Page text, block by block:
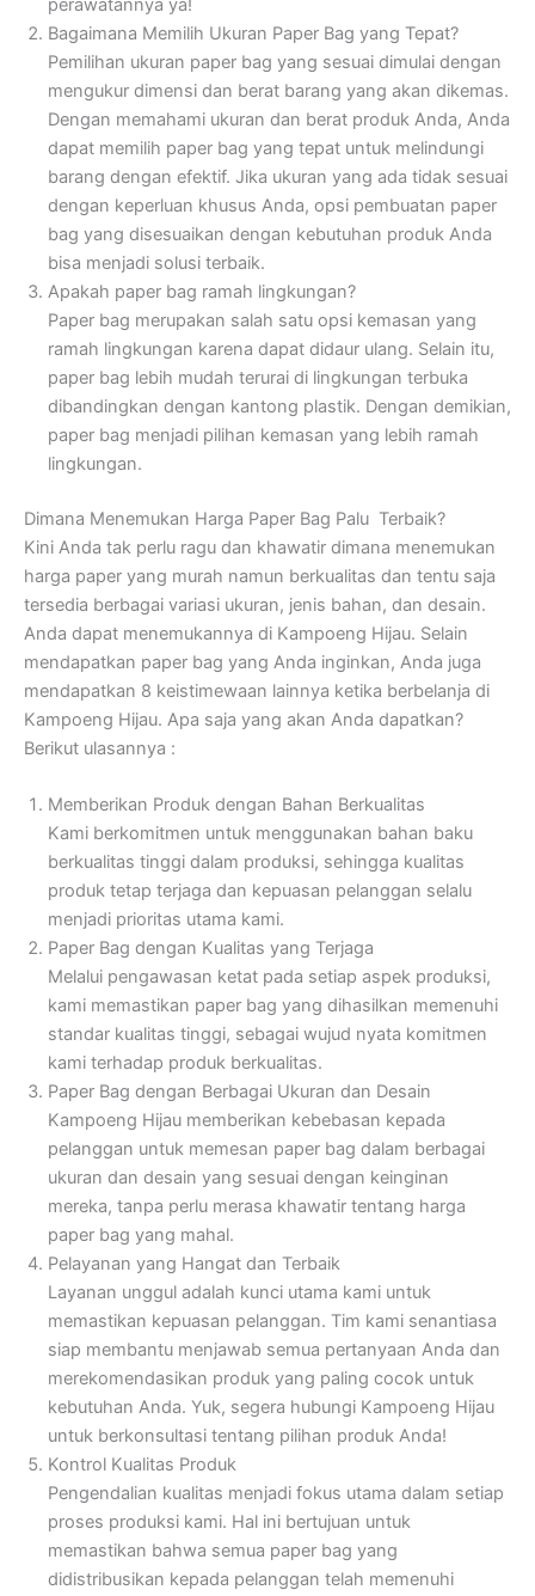
perawatannya ya!
Bagaimana Memilih Ukuran Paper Bag yang Tepat?
Pemilihan ukuran paper bag yang sesuai dimulai dengan
mengukur dimensi dan berat barang yang akan dikemas.
Dengan memahami ukuran dan berat produk Anda, Anda
dapat memilih paper bag yang tepat untuk melindungi
barang dengan efektif. Jika ukuran yang ada tidak sesuai
dengan keperluan khusus Anda, opsi pembuatan paper
bag yang disesuaikan dengan kebutuhan produk Anda
bisa menjadi solusi terbaik.
Apakah paper bag ramah lingkungan?
Paper bag merupakan salah satu opsi kemasan yang
ramah lingkungan karena dapat didaur ulang. Selain itu,
paper bag lebih mudah terurai di lingkungan terbuka
dibandingkan dengan kantong plastik. Dengan demikian,
paper bag menjadi pilihan kemasan yang lebih ramah
lingkungan.
Dimana Menemukan Harga Paper Bag Palu Terbaik?
Kini Anda tak perlu ragu dan khawatir dimana menemukan
harga paper yang murah namun berkualitas dan tentu saja
tersedia berbagai variasi ukuran, jenis bahan, dan desain.
Anda dapat menemukannya di Kampoeng Hijau. Selain
mendapatkan paper bag yang Anda inginkan, Anda juga
mendapatkan 8 keistimewaan lainnya ketika berbelanja di
Kampoeng Hijau. Apa saja yang akan Anda dapatkan?
Berikut ulasannya :
Memberikan Produk dengan Bahan Berkualitas
Kami berkomitmen untuk menggunakan bahan baku
berkualitas tinggi dalam produksi, sehingga kualitas
produk tetap terjaga dan kepuasan pelanggan selalu
menjadi prioritas utama kami.
Paper Bag dengan Kualitas yang Terjaga
Melalui pengawasan ketat pada setiap aspek produksi,
kami memastikan paper bag yang dihasilkan memenuhi
standar kualitas tinggi, sebagai wujud nyata komitmen
kami terhadap produk berkualitas.
Paper Bag dengan Berbagai Ukuran dan Desain
Kampoeng Hijau memberikan kebebasan kepada
pelanggan untuk memesan paper bag dalam berbagai
ukuran dan desain yang sesuai dengan keinginan
mereka, tanpa perlu merasa khawatir tentang harga
paper bag yang mahal.
Pelayanan yang Hangat dan Terbaik
Layanan unggul adalah kunci utama kami untuk
memastikan kepuasan pelanggan. Tim kami senantiasa
siap membantu menjawab semua pertanyaan Anda dan
merekomendasikan produk yang paling cocok untuk
kebutuhan Anda. Yuk, segera hubungi Kampoeng Hijau
untuk berkonsultasi tentang pilihan produk Anda!
Kontrol Kualitas Produk
Pengendalian kualitas menjadi fokus utama dalam setiap
proses produksi kami. Hal ini bertujuan untuk
memastikan bahwa semua paper bag yang
didistribusikan kepada pelanggan telah memenuhi